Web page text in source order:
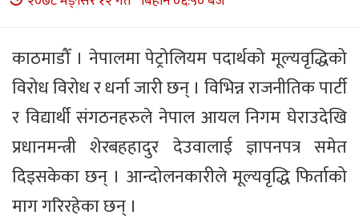
काठमाडौँ । नेपालमा पेट्रोलियम पदार्थको मूल्यवृद्धिको
विरोध विरोध र धर्ना जारी छन् । विभिन्न राजनीतिक पार्टी
र विद्यार्थी संगठनहरुले नेपाल आयल निगम घेराउदेखि
प्रधानमन्त्री शेरबहहादुर देउवालाई ज्ञापनपत्र समेत
दिइसकेका छन् । आन्दोलनकारीले मूल्यवृद्धि फिर्ताको
माग गरिरहेका छन् ।